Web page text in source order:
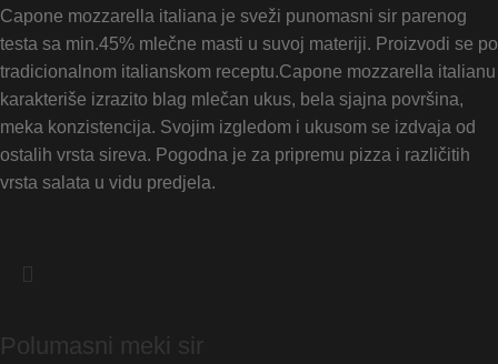
Capone mozzarella italiana je sveži punomasni sir parenog
testa sa min.45% mlečne masti u suvoj materiji. Proizvodi se po
tradicionalnom italianskom receptu.Capone mozzarella italianu
karakteriše izrazito blag mlečan ukus, bela sjajna površina,
meka konzistencija. Svojim izgledom i ukusom se izdvaja od
ostalih vrsta sireva. Pogodna je za pripremu pizza i različitih
vrsta salata u vidu predjela.
Polumasni meki sir